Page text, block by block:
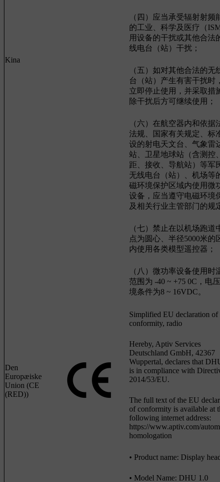
Kina
（四）应当承受辐射射频
的工业、科学及医疗（
用设备的干扰或其他合法
线电台（站）干扰；
（五）如对其他合法的无
台（站）产生有害干扰时
立即停止使用，并采取措
除干扰后方可继续使用；
（六）在航空器内和依据
法规、国家有关规定、标
设的射电天文台、气象雷
站、卫星地球站（含测控
距、接收、导航站）等军
无线电台（站）、机场等
磁环境保护区域内使用微
设备，应当遵守电磁环境
及相关行业主管部门的规
（七）禁止在以机场跑道
点为圆心、半径5000米的
内使用各类模型遥控器；
（八）微功率设备使用时
范围为 -40 ~ +75 0C，电
境条件为8 ~ 16VDC。
Den
Europæiske
Union (CE
(RED))
Simplified EU declaration of
conformity, radio
Hereby, Aptiv Services
Deutschland GmbH, 42367
Wuppertal, declares that
is in compliance with
2014/53/EU.
The full text of the EU
of conformity is available at
following internet address:
https://www.aptiv.com/
homologation
• Product name: Display
• Model Name: DHU 1.0